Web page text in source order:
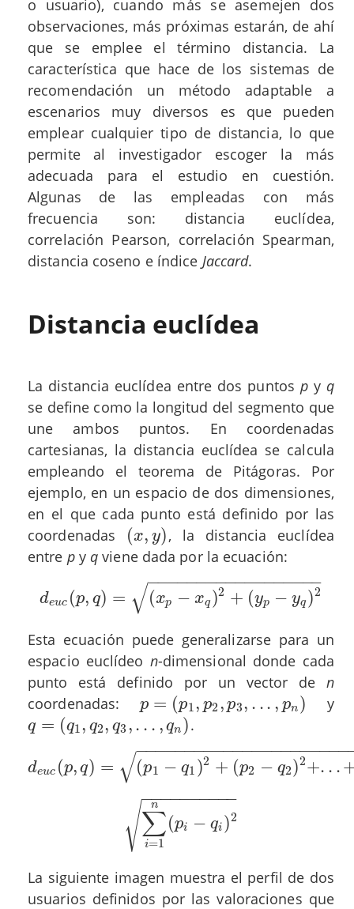
o usuario), cuando más se asemejen dos
observaciones, más próximas estarán, de ahí
que se emplee el término distancia. La
característica que hace de los sistemas de
recomendación un método adaptable a
escenarios muy diversos es que pueden
emplear cualquier tipo de distancia, lo que
permite al investigador escoger la más
adecuada para el estudio en cuestión.
Algunas de las empleadas con más
frecuencia son: distancia euclídea,
correlación Pearson, correlación Spearman,
distancia coseno e índice Jaccard.
Distancia euclídea
La distancia euclídea entre dos puntos py q
se define como la longitud del segmento que
une ambos puntos. En coordenadas
cartesianas, la distancia euclídea se calcula
empleando el teorema de Pitágoras. Por
ejemplo, en un espacio de dos dimensiones,
en el que cada punto está definido por las
coordenadas (x, y)
(x,y )
, la distancia euclídea
entre py q viene dada por la ecuación:
deuc (p, q) = (xp − xq )2 + (yp − yq)2
− −
−−−−−−−−−−−−−−−−
√
deu c(p,q) =(xp −x q)2+(y p− yq)2
Esta ecuación puede generalizarse para un
espacio euclídeo n-dimensional donde cada
punto está definido por un vector de n
coordenadas: p = (p1, p2 , p3, . .. , pn )
p=(p 1,p2, p3,...,pn ) y
q = (q1, q2, q3 ,. . . , qn )
q =(q 1,q2, q3,. ..,qn .
deuc (p, q) = (p1 − q1 )2 + (p2 − q2)2+. . .
−−−−−−−−−−−−−−−−−−−−−−
√
de uc( p,q) =(p 1− q1 )2+ (p2− q2 )2+...+(pn−q
∑
i=1
n
(pi − qi )2
− −
−−−−−−−−
√∑i= 1n(p −q i)2
La siguiente imagen muestra el perfil de dos
usuarios definidos por las valoraciones que